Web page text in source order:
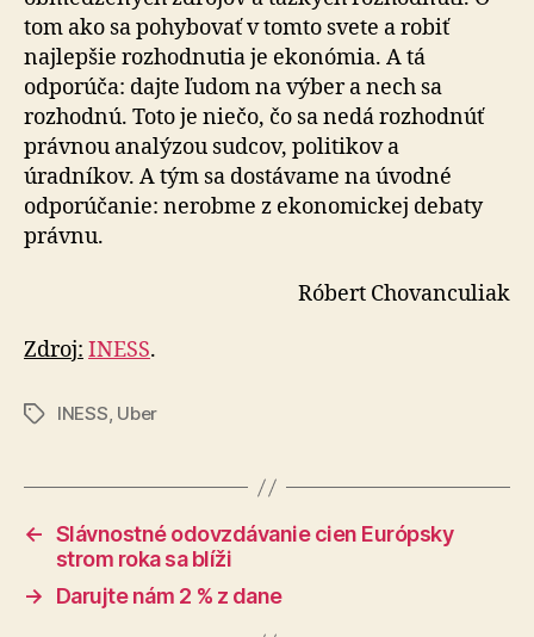
tom ako sa pohybovať v tomto svete a robiť
najlepšie rozhodnutia je ekonómia. A tá
odporúča: dajte ľudom na výber a nech sa
rozhodnú. Toto je niečo, čo sa nedá rozhodnúť
právnou analýzou sudcov, politikov a
úradníkov. A tým sa dostávame na úvodné
odporúčanie: nerobme z ekonomickej debaty
právnu.
Róbert Chovanculiak
Zdroj: INESS.
ZnačkyINESS, Uber
← Slávnostné odovzdávanie cien Európsky
strom roka sa blíži
→
Darujte nám 2 % z dane